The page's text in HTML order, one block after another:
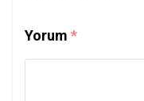
Yorum *